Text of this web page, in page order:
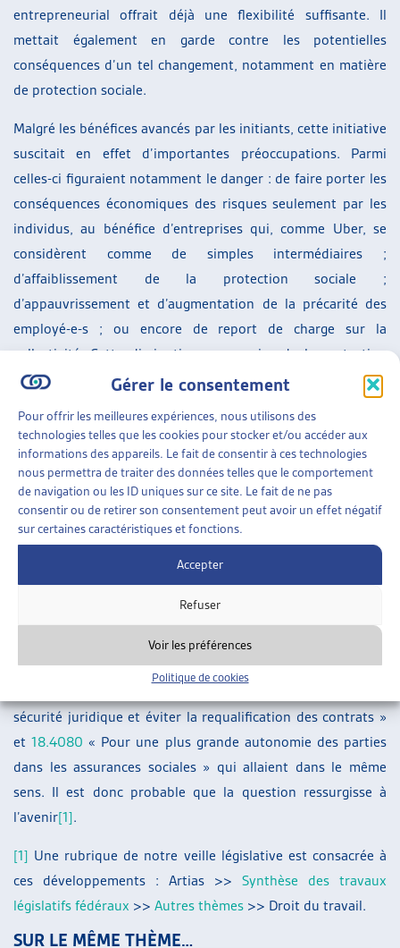
Gérer le consentement
Pour offrir les meilleures expériences, nous utilisons des
technologies telles que les cookies pour stocker et/ou accéder aux
informations des appareils. Le fait de consentir à ces technologies
nous permettra de traiter des données telles que le comportement
de navigation ou les ID uniques sur ce site. Le fait de ne pas
consentir ou de retirer son consentement peut avoir un effet négatif
sur certaines caractéristiques et fonctions.
Accepter
Refuser
Voir les préférences
Politique de cookies
entrepreneurial offrait déjà une flexibilité suffisante. Il
mettait également en garde contre les potentielles
conséquences d’un tel changement, notamment en matière
de protection sociale.
Malgré les bénéfices avancés par les initiants, cette initiative
suscitait en effet d’importantes préoccupations. Parmi
celles-ci figuraient notamment le danger : de faire porter les
conséquences économiques des risques seulement par les
individus, au bénéfice d’entreprises qui, comme Uber, se
considèrent comme de simples intermédiaires ;
d’affaiblissement de la protection sociale ;
d’appauvrissement et d’augmentation de la précarité des
employé-e-s ; ou encore de report de charge sur la
collectivité. Cette diminution progressive de la protection
des employé-e-s en droit des assurances sociales ouvrait par
ailleurs une porte sur un éventuel affaiblissement de leur
protection en droit du travail également. L’Artias avait
d’ailleurs publié un dossier de veille (voir plus bas) mettant
en contexte cette initiative parlementaire et en dégageant
les enjeux.
Soulignons tout de même que ce rejet ne signifie
probablement pas la fin du débat. D’une part, le résultat du
d’indépendant-e ou de salairé-e dans le domaine des
assurances sociales ont été menées ces dernières années.
sécurité juridique et éviter la requalification des contrats »
et18.4080 « Pour une plus grande autonomie des parties
dans les assurances sociales » qui allaient dans le même
sens. Il est donc probable que la question ressurgisse à
l’avenir[1].
[1] Une rubrique de notre veille législative est consacrée à
ces développements : Artias >> Synthèse des travaux
législatifs fédéraux >> Autres thèmes >> Droit du travail.
SUR LE MÊME THÈME…